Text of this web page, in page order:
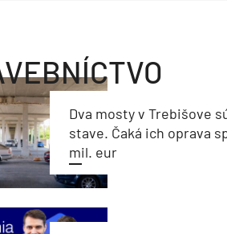
Dva mosty v Trebišove
stave. Čaká ich oprava
mil. eur